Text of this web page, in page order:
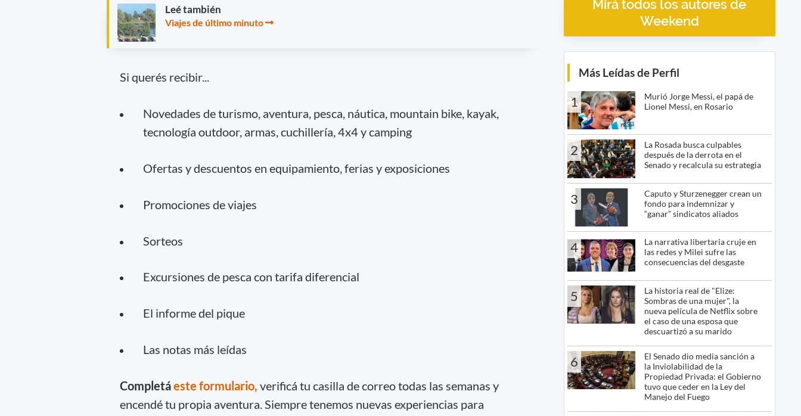
Leé también
Viajes de último minuto
Si querés recibir...
Novedades de turismo, aventura, pesca, náutica, mountain bike, kayak,
tecnología outdoor, armas, cuchillería, 4x4 y camping
Ofertas y descuentos en equipamiento, ferias y exposiciones
Promociones de viajes
Sorteos
Excursiones de pesca con tarifa diferencial
El informe del pique
Las notas más leídas
Completáeste formulario, verificá tu casilla de correo todas las semanas y
encendé tu propia aventura. Siempre tenemos nuevas experiencias para
Mirá todos los autores de
Weekend
Más Leídas de Perfil
1
Murió Jorge Messi, el papá de
Lionel Messi, en Rosario
2
La Rosada busca culpables
después de la derrota en el
Senado y recalcula su estrategia
3
Caputo y Sturzenegger crean un
fondo para indemnizar y
“ganar” sindicatos aliados
4
La narrativa libertaria cruje en
las redes y Milei sufre las
consecuencias del desgaste
5
La historia real de "Elize:
Sombras de una mujer", la
nueva película de Netflix sobre
el caso de una esposa que
descuartizó a su marido
6
El Senado dio media sanción a
la Inviolabilidad de la
Propiedad Privada: el Gobierno
tuvo que ceder en la Ley del
Manejo del Fuego